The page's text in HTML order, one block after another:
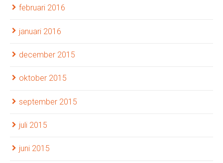
februari 2016
januari 2016
december 2015
oktober 2015
september 2015
juli 2015
juni 2015